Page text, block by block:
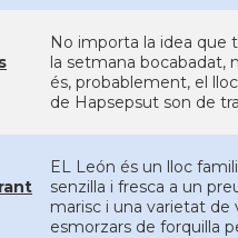
No importa la idea que
la setmana bocabadat,
és, probablement, el
de Hapsepsut son de
EL León és un lloc
senzilla i fresca a un
marisc i una varietat
esmorzars de forquilla